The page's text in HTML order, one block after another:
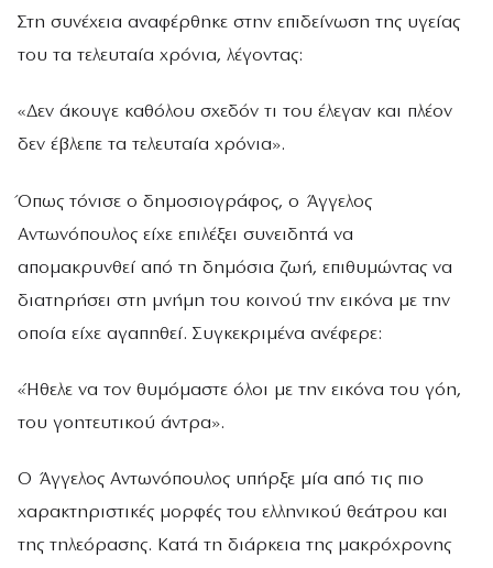
Στη συνέχεια αναφέρθηκε στην επιδείνωση της υγείας
του τα τελευταία χρόνια, λέγοντας:
«Δεν άκουγε καθόλου σχεδόν τι του έλεγαν και πλέον
δεν έβλεπε τα τελευταία χρόνια».
Όπως τόνισε ο δημοσιογράφος, ο Άγγελος
Αντωνόπουλος είχε επιλέξει συνειδητά να
απομακρυνθεί από τη δημόσια ζωή, επιθυμώντας να
διατηρήσει στη μνήμη του κοινού την εικόνα με την
οποία είχε αγαπηθεί. Συγκεκριμένα ανέφερε:
«Ήθελε να τον θυμόμαστε όλοι με την εικόνα του γόη,
του γοητευτικού άντρα».
Ο Άγγελος Αντωνόπουλος υπήρξε μία από τις πιο
χαρακτηριστικές μορφές του ελληνικού θεάτρου και
της τηλεόρασης. Κατά τη διάρκεια της μακρόχρονης